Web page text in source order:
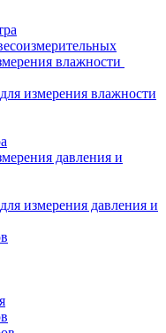
влажности
измерения влажности
давления и
измерения давления и